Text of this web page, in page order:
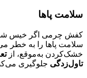
سلامت پاها
کفش چرمی اگر خیس شود
سلامت پاها را به خطر
خشک‌کردن به‌موقع، از
تاول‌زدگی جلوگیری